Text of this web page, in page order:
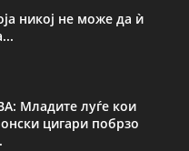
никој не може да ѝ
Младите луѓе кои
цигари побрзо